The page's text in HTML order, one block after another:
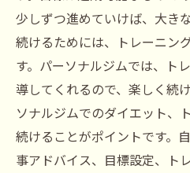
少しずつ進めていけば、大き
続けるためには、トレーニン
す。パーソナルジムでは、ト
導してくれるので、楽しく続
ソナルジムでのダイエット、
続けることがポイントです。
事アドバイス、目標設定、ト